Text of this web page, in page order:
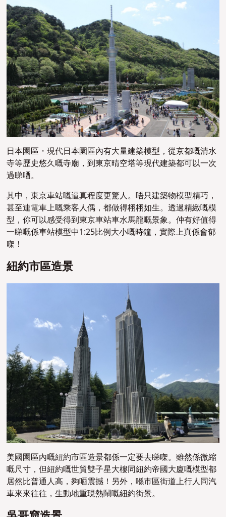
日本園區・現代日本園區內有大量建築模型，從京都嘅清水
寺等歷史悠久嘅寺廟，到東京晴空塔等現代建築都可以一次
過睇唒。
其中，東京車站嘅逼真程度更驚人。唔只建築物模型精巧，
甚至連電車上嘅乘客人偶，都做得栩栩如生。透過精緻嘅模
型，你可以感受得到東京車站車水馬龍嘅景象。仲有好值得
一睇嘅係車站模型中1:25比例大小嘅時鐘，實際上真係會郁
㗎！
紐約市區造景
美國園區內嘅紐約市區造景都係一定要去睇㗎。雖然係微縮
嘅尺寸，但紐約嘅世貿雙子星大樓同紐約帝國大廈嘅模型都
居然比普通人高，夠唒震撼！另外，喺市區街道上行人同汽
車來來往往，生動地重現熱鬧嘅紐約街景。